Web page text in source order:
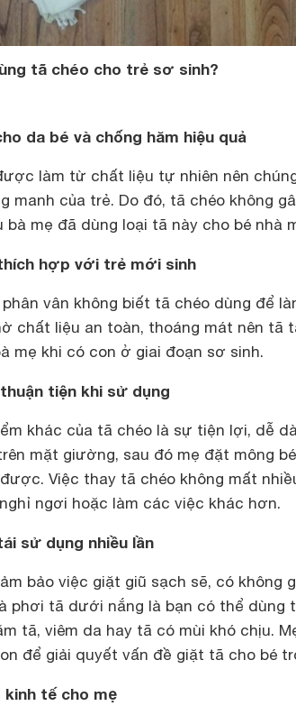
tã chéo cho trẻ sơ sinh?
da bé và chống hăm hiệu quả
làm từ chất liệu tự nhiên nên
manh của trẻ. Do đó, tã chéo không
bà mẹ đã dùng loại tã này cho bé nhà
hợp với trẻ mới sinh
phân vân không biết tã chéo dùng để
chất liệu an toàn, thoáng mát nên tã
mẹ khi có con ở giai đoạn sơ sinh.
tiện khi sử dụng
khác của tã chéo là sự tiện lợi, dễ
mặt giường, sau đó mẹ đặt mông
Việc thay tã chéo không mất
ngơi hoặc làm các việc khác hơn.
sử dụng nhiều lần
bảo việc giặt giũ sạch sẽ, có không
phơi tã dưới nắng là bạn có thể dùng
tã, viêm da hay tã có mùi khó chịu.
để giải quyết vấn đề giặt tã cho bé
kinh tế cho mẹ